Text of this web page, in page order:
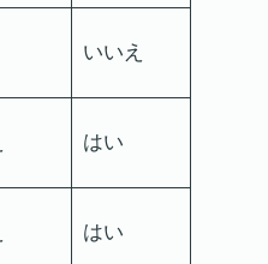
いいえ
はい
はい